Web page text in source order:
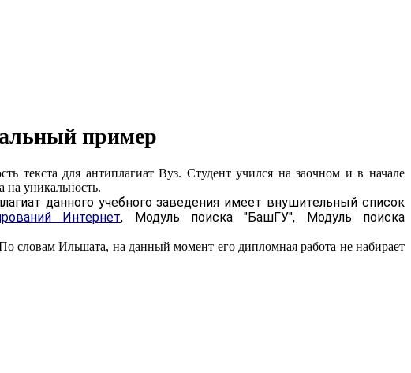
пример
текста для антиплагиат Вуз. Студент учился на заочном и в начале
на уникальность.
данного учебного заведения имеет внушительный список
Интернет, Модуль поиска "БашГУ", Модуль поиска
словам Ильшата, на данный момент его дипломная работа не набирает